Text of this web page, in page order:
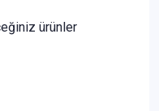
ürünler